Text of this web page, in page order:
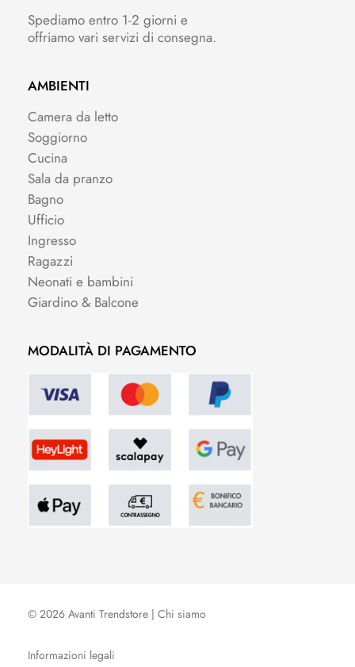
Spediamo entro 1-2 giorni e
offriamo vari servizi di consegna.
AMBIENTI
Camera da letto
Soggiorno
Cucina
Sala da pranzo
Bagno
Ufficio
Ingresso
Ragazzi
Neonati e bambini
Giardino & Balcone
MODALITÀ DI PAGAMENTO
© 2026 Avanti Trendstore | Chi siamo
Informazioni legali